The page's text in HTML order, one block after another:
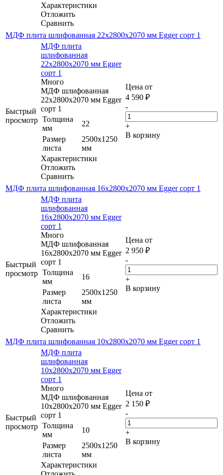
Характеристики
Отложить
Сравнить
МДФ плита шлифованная 22х2800х2070 мм Egger сорт 1
Быстрый
просмотр
МДФ плита
шлифованная
22х2800х2070 мм Egger
сорт 1
Много
МДФ шлифованная
22х2800х2070 мм Egger
сорт 1
Толщина
мм
22
Размер
листа
2500х1250
мм
Характеристики
Отложить
Сравнить
Цена от
4 590 ₽
-
+
В корзину
МДФ плита шлифованная 16х2800х2070 мм Egger сорт 1
Быстрый
просмотр
МДФ плита
шлифованная
16х2800х2070 мм Egger
сорт 1
Много
МДФ шлифованная
16х2800х2070 мм Egger
сорт 1
Толщина
мм
16
Размер
листа
2500х1250
мм
Характеристики
Отложить
Сравнить
Цена от
2 950 ₽
-
+
В корзину
МДФ плита шлифованная 10х2800х2070 мм Egger сорт 1
Быстрый
просмотр
МДФ плита
шлифованная
10х2800х2070 мм Egger
сорт 1
Много
МДФ шлифованная
10х2800х2070 мм Egger
сорт 1
Толщина
мм
10
Размер
листа
2500х1250
мм
Характеристики
Цена от
2 150 ₽
-
+
В корзину